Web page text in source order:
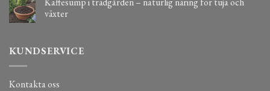
växter
KUNDSERVICE
Kontakta oss